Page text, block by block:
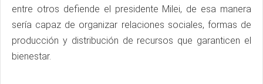
entre otros defiende el presidente Milei, de esa manera
sería capaz de organizar relaciones sociales, formas de
producción y distribución de recursos que garanticen el
bienestar.